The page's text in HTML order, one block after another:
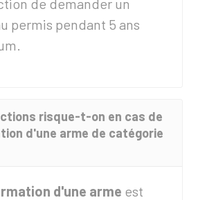
de demander un
permis pendant 5 ans
risque-t-on en cas de
d'une arme de catégorie
d'une arme est